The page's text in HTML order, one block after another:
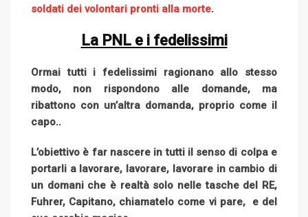
soldati dei volontari pronti alla morte.
La PNL e i fedelissimi
Ormai tutti i fedelissimi ragionano allo stesso
modo, non rispondono alle domande, ma
ribattono con un’altra domanda, proprio come il
capo..
L’obiettivo è far nascere in tutti il senso di colpa e
portarli a lavorare, lavorare, lavorare in cambio di
un domani che è realtà solo nelle tasche del RE,
Fuhrer, Capitano, chiamatelo come vi pare, e del